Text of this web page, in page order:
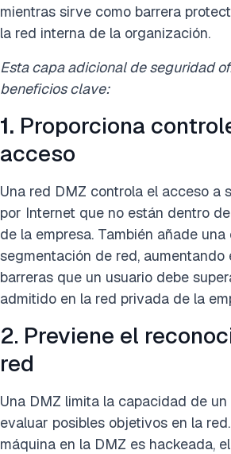
mientras sirve como barrera
la red interna de la organización.
Esta capa adicional de seguridad
beneficios clave:
1. Proporciona
acceso
Una red DMZ controla el acceso a
por Internet que no están dentro
de la empresa. También añade
segmentación de red, aumentando
barreras que un usuario debe
admitido en la red privada de la
2. Previene el
red
Una DMZ limita la capacidad de
evaluar posibles objetivos en la
máquina en la DMZ es hackeada,